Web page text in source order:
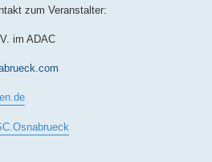
zum Veranstalter:
im ADAC